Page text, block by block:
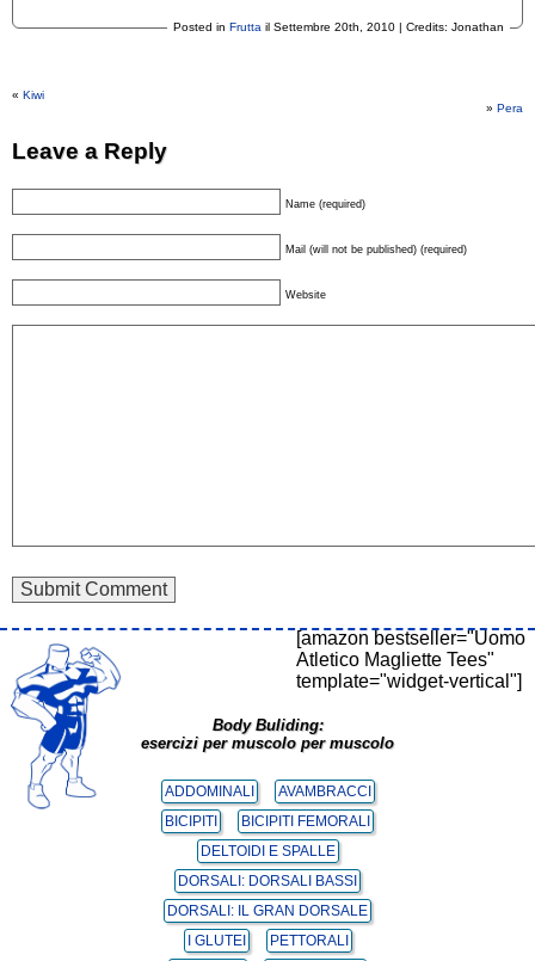
Posted in Frutta il Settembre 20th, 2010 | Credits: Jonathan
« Kiwi
» Pera
Leave a Reply
Name (required)
Mail (will not be published) (required)
Website
[amazon bestseller="Uomo
Atletico Magliette Tees"
template="widget-vertical"]
Body Buliding:
esercizi per muscolo per muscolo
ADDOMINALI
AVAMBRACCI
BICIPITI
BICIPITI FEMORALI
DELTOIDI E SPALLE
DORSALI: DORSALI BASSI
DORSALI: IL GRAN DORSALE
I GLUTEI
PETTORALI